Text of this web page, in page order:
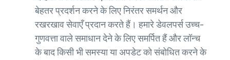
बेहतर प्रदर्शन करने के लिए निरंतर समर्थन और
रखरखाव सेवाएँ प्रदान करते हैं। हमारे डेवलपर्स उच्च-
गुणवत्ता वाले समाधान देने के लिए समर्पित हैं और लॉन्च
के बाद किसी भी समस्या या अपडेट को संबोधित करने के